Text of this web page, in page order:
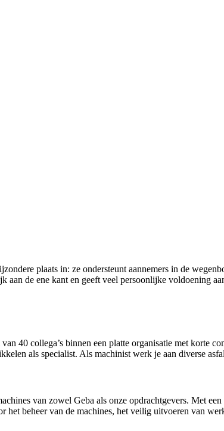
plaats in: ze ondersteunt aannemers in de
de ene kant en geeft veel persoonlijke voldoening
40 collega’s binnen een platte organisatie met korte
als specialist. Als machinist werk je aan diverse
van zowel Geba als onze opdrachtgevers. Met
beheer van de machines, het veilig uitvoeren van